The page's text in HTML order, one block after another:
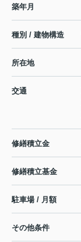
築年月
種別 / 建物構造
所在地
交通
修繕積立金
修繕積立基金
駐車場 / 月額
その他条件